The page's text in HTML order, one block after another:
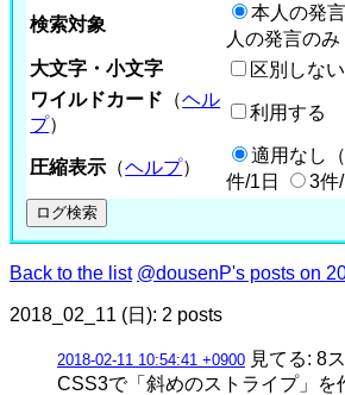
検索対象
本人の発
人の発言のみ
大文字・小文字
区別しない
ワイルドカード （ヘル
プ）
利用する
圧縮表示 （ヘルプ）
適用なし
件/1日
3件
Back to the list @dousenP's posts on
2018_02_11 (日): 2 posts
2018-02-11 10:54:41 +0900 見てる: 8
CSS3で「斜めのストライプ」を